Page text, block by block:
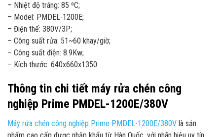
– Nhiệt độ tráng: 85 ºC;
– Model: PMDEL-1200E;
– Điện thế: 380V/3P;
– Công suất rửa: 51~60 khay/giờ;
– Công suất điện: 8.9Kw;
– Kích thước: 640x660x1350.
Thông tin chi tiết máy rửa chén công
nghiệp Prime PMDEL-1200E/380V
Máy rửa chén công nghiệp Prime PMDEL-1200E/380V là sản